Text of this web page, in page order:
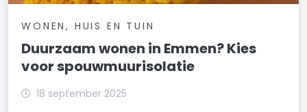
WONEN, HUIS EN TUIN
Duurzaam wonen in Emmen? Kies
voor spouwmuurisolatie
18 september 2025